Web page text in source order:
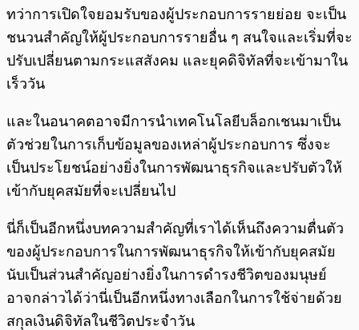
ทว่าการเปิดใจยอมรับของผู้ประกอบการรายย่อย จะเป็น
ชนวนสำคัญให้ผู้ประกอบการรายอื่น ๆ สนใจและเริ่มที่จะ
ปรับเปลี่ยนตามกระแสสังคม และยุคดิจิทัลที่จะเข้ามาใน
เร็ววัน
และในอนาคตอาจมีการนำเทคโนโลยีบล็อกเชนมาเป็น
ตัวช่วยในการเก็บข้อมูลของเหล่าผู้ประกอบการ ซึ่งจะ
เป็นประโยชน์อย่างยิ่งในการพัฒนาธุรกิจและปรับตัวให้
เข้ากับยุคสมัยที่จะเปลี่ยนไป
นี่ก็เป็นอีกหนึ่งบทความสำคัญที่เราได้เห็นถึงความตื่นตัว
ของผู้ประกอบการในการพัฒนาธุรกิจให้เข้ากับยุคสมัย
นับเป็นส่วนสำคัญอย่างยิ่งในการดำรงชีวิตของมนุษย์
อาจกล่าวได้ว่านี่เป็นอีกหนึ่งทางเลือกในการใช้จ่ายด้วย
สกุลเงินดิจิทัลในชีวิตประจำวัน